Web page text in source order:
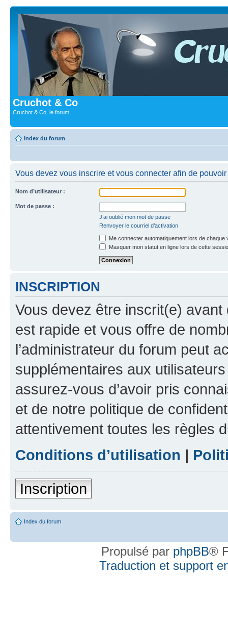
Cruchot & Co
Cruchot & Co, le forum
Index du forum
Vous devez vous inscrire et vous connecter afin de
Nom d’utilisateur :
Mot de passe :
J’ai oublié mon mot de passe
Renvoyer le courriel d’activation
Me connecter automatiquement lors de chaque
Masquer mon statut en ligne lors de cette
INSCRIPTION
Vous devez être inscrit(e) avant
est rapide et vous offre de
l’administrateur du forum peut
supplémentaires aux
assurez-vous d’avoir pris
et de notre politique de
attentivement toutes les règles
Conditions d’utilisation |
Inscription
Index du forum
Propulsé par phpBB®
Traduction et support